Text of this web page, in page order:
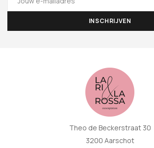
Theo de Beckerstraat 30
3200 Aarschot